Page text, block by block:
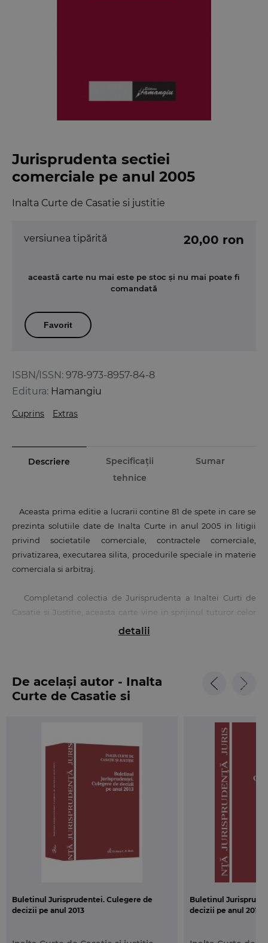
Jurisprudenta sectiei
comerciale pe anul 2005
Inalta Curte de Casatie si justitie
ISBN/ISSN: 978-973-8957-84-8
Editura: Hamangiu
Cuprins Extras
versiunea tipărită 20,00 ron
această carte nu mai este pe stoc și nu mai poate fi
comandată
Favorit
Descriere
Specificații
tehnice
Sumar
Aceasta prima editie a lucrarii contine 81 de spete in care se
prezinta solutiile date de Inalta Curte in anul 2005 in litigii
privind societatile comerciale, contractele comerciale,
privatizarea, executarea silita, procedurile speciale in materie
comerciala si arbitraj.
Completand colectia de Jurisprudenta a Inaltei Curti de
Casatie si Justitie, aceasta carte vine in sprijinul tuturor celor
interesati sa se specializeze in dreptul comercial, pentru
detalii
De același autor - Inalta
Curte de Casatie si
Buletinul Jurisprudentei. Culegere de
decizii pe anul 2013
Buletinul
decizii pe anul 2012